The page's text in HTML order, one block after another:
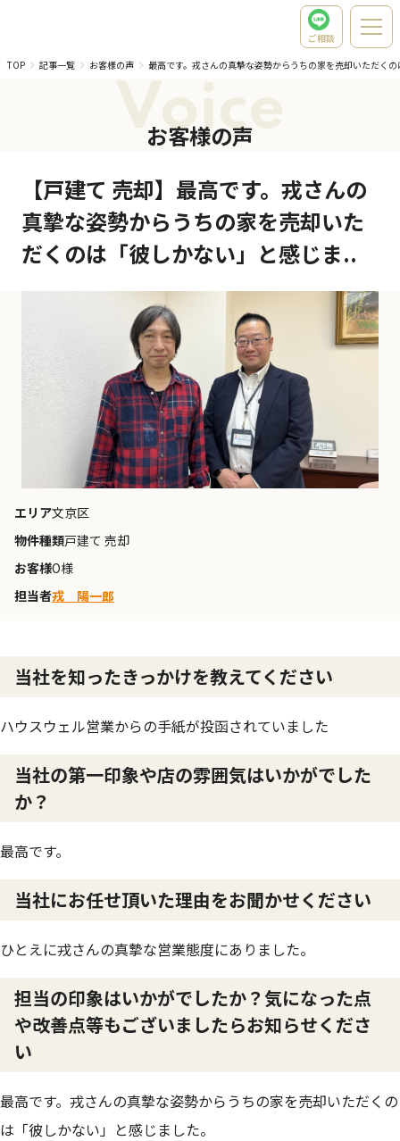
ご相談
TOP
記事一覧 お客様の声 最高です。戎さんの真摯な姿勢からうちの家を売却いただく
Voice
お客様の声
【戸建て 売却】最高です。戎さんの
真摯な姿勢からうちの家を売却いた
だくのは「彼しかない」と感じま..
エリア文京区
物件種類戸建て 売却
お客様O様
担当者戎 陽一郎
当社を知ったきっかけを教えてください
ハウスウェル営業からの手紙が投函されていました
当社の第一印象や店の雰囲気はいかがでした
か？
最高です。
当社にお任せ頂いた理由をお聞かせください
ひとえに戎さんの真摯な営業態度にありました。
担当の印象はいかがでしたか？気になった点
や改善点等もございましたらお知らせくださ
い
最高です。戎さんの真摯な姿勢からうちの家を売却いただくの
は「彼しかない」と感じました。